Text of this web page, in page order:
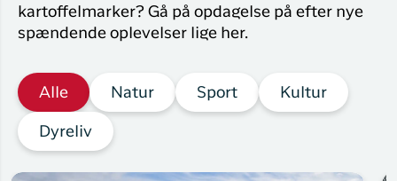
kartoffelmarker? Gå på opdagelse på efter nye
spændende oplevelser lige her.
Alle Natur Sport Kultur
Dyreliv